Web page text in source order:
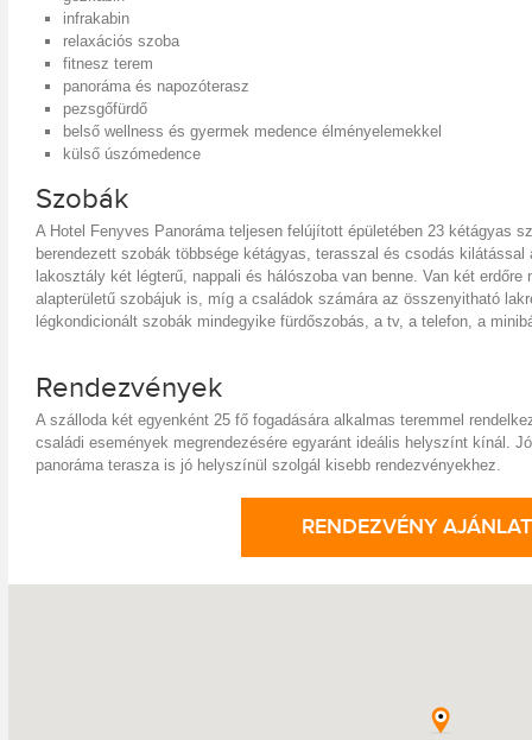
infrakabin
relaxációs szoba
fitnesz terem
panoráma és napozóterasz
pezsgőfürdő
belső wellness és gyermek medence élményelemekkel
külső úszómedence
Szobák
A Hotel Fenyves Panoráma teljesen felújított épületében 23 kétágyas
berendezett szobák többsége kétágyas, terasszal és csodás
lakosztály két légterű, nappali és hálószoba van benne. Van két
alapterületű szobájuk is, míg a családok számára az összenyitható
légkondicionált szobák mindegyike fürdőszobás, a tv, a telefon, a
Rendezvények
A szálloda két egyenként 25 fő fogadására alkalmas teremmel
családi események megrendezésére egyaránt ideális helyszínt kínál.
panoráma terasza is jó helyszínül szolgál kisebb rendezvényekhez.
RENDEZVÉNY